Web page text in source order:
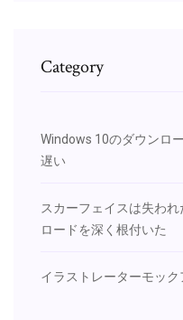
Category
Windows 10のダウンロ
遅い
スカーフェイスは失わ
ロードを深く根付いた
イラストレーターモッ